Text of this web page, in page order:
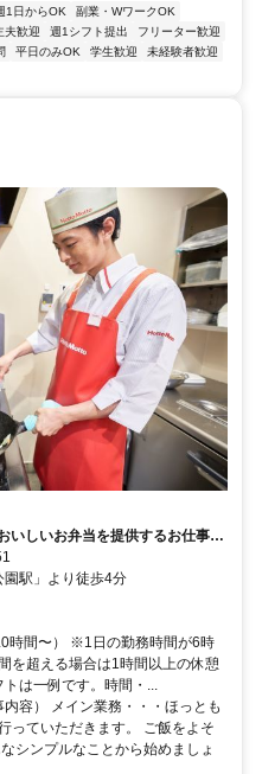
1日からOK
副業・WワークOK
夫歓迎 週1シフト提出
フリーター歓迎
平日のみOK 学生歓迎
未経験者歓迎
いしいお弁当を提供するお仕事で
駅」より徒歩4分
時間〜） ※1日の勤務時間が6時
を超える場合は1時間以上の休憩
は一例です。時間・...
容） メイン業務・・・ほっとも
っていただきます。 ご飯をよそ
シンプルなことから始めましょ